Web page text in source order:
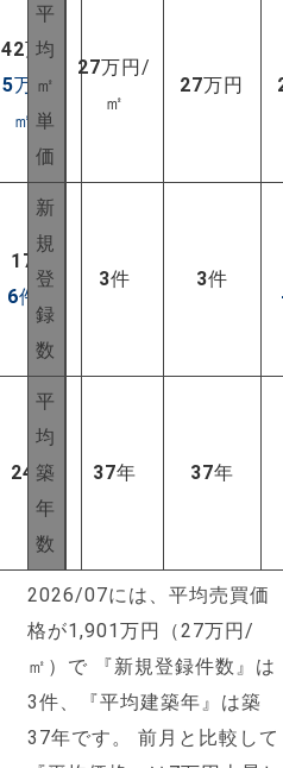
42万円
5万円/
㎡ ⬆
17
件
6件
24 年
平
均
㎡
単
価
27万円/
㎡
27万円
新
規
登
録
数
3件 3件
平
均
築
年
数
37年 37年
2026/07には、平均売買価
格が1,901万円（27万円/
㎡）で 『新規登録件数』は
3件、『平均建築年』は築
37年です。
前月と比較して